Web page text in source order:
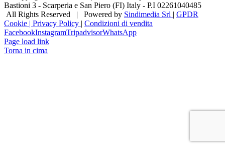
Bastioni 3 - Scarperia e San Piero (FI) Italy - P.I 02261040485
All Rights Reserved | Powered by Sindimedia Srl | GPDR
Cookie | Privacy Policy | Condizioni di vendita
FacebookInstagramTripadvisorWhatsApp
Page load link
Torna in cima